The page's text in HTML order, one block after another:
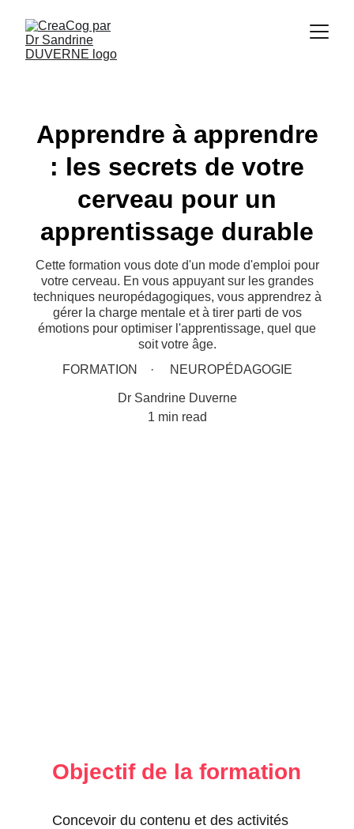
Apprendre à apprendre
: les secrets de votre
cerveau pour un
apprentissage durable
Cette formation vous dote d'un mode d'emploi pour
votre cerveau. En vous appuyant sur les grandes
techniques neuropédagogiques, vous apprendrez à
gérer la charge mentale et à tirer parti de vos
émotions pour optimiser l'apprentissage, quel que
soit votre âge.
FORMATION
NEUROPÉDAGOGIE
Dr Sandrine Duverne
1 min read
Objectif de la formation
Concevoir du contenu et des activités